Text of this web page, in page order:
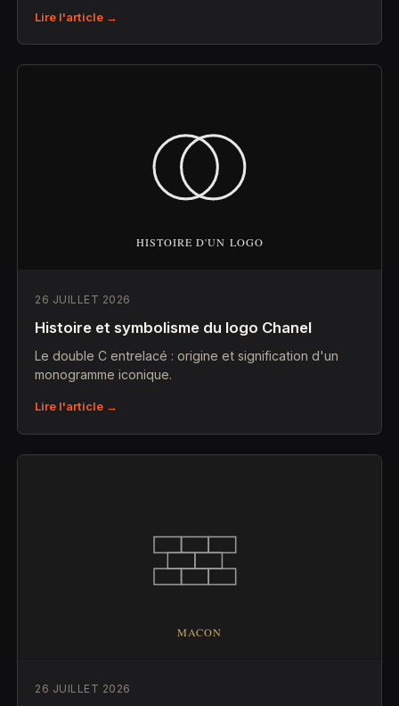
Lire l'article →
26 JUILLET 2026
Histoire et symbolisme du logo Chanel
Le double C entrelacé : origine et signification d'un
monogramme iconique.
Lire l'article →
26 JUILLET 2026